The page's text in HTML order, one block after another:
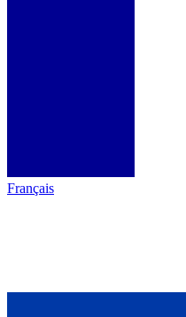
Français